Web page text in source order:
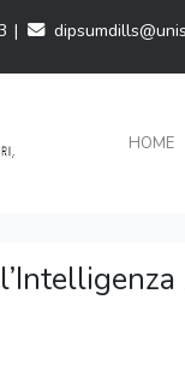
|
HOME